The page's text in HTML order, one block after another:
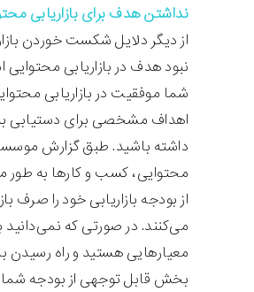
نداشتن هدف برای بازاریابی
از دیگر دلایل شکست خوردن
نبود هدف در بازاریابی
شما موفقیت در بازاریابی
اهداف مشخصی برای دستیابی
داشته باشید. طبق گزارش موسسه
از بودجه بازاریابی خود را صرف
می‌کنند. در صورتی که نمی‌دانید
معیارهایی هستید و راه
بخش قابل توجهی از بودجه